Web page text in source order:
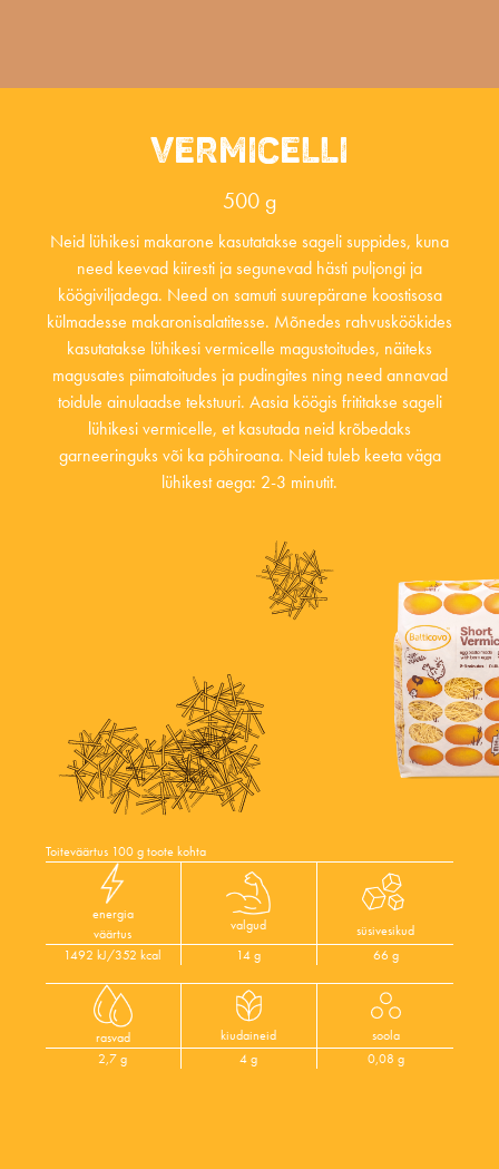
VERMICELLI
500 g
Neid lühikesi makarone kasutatakse sageli suppides, kuna
need keevad kiiresti ja segunevad hästi puljongi ja
köögiviljadega. Need on samuti suurepärane koostisosa
külmadesse makaronisalatitesse. Mõnedes rahvusköökides
kasutatakse lühikesi vermicelle magustoitudes, näiteks
magusates piimatoitudes ja pudingites ning need annavad
toidule ainulaadse tekstuuri. Aasia köögis frititakse sageli
lühikesi vermicelle, et kasutada neid krõbedaks
garneeringuks või ka põhiroana. Neid tuleb keeta väga
lühikest aega: 2-3 minutit.
Toiteväärtus 100 g toote kohta
energia
väärtus
valgud
süsivesikud
1492 kJ/352 kcal
14 g 66 g
rasvad kiudaineid
soola
2,7 g
4 g 0,08 g